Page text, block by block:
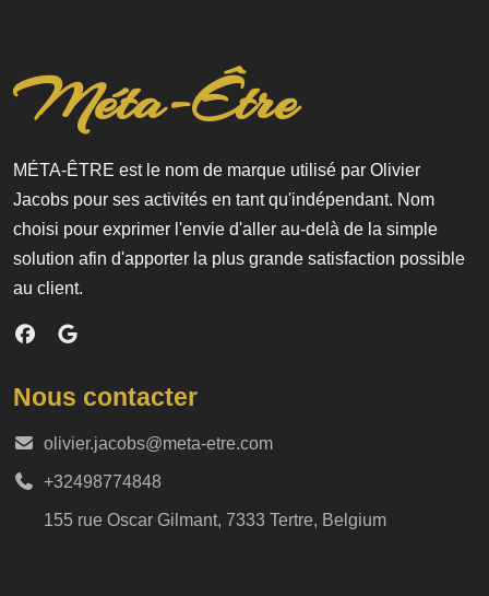
Méta-Être
MÉTA-ÊTRE est le nom de marque utilisé par Olivier
Jacobs pour ses activités en tant qu'indépendant. Nom
choisi pour exprimer l'envie d'aller au-delà de la simple
solution afin d'apporter la plus grande satisfaction possible
au client.
Nous contacter
olivier.jacobs@meta-etre.com
+32498774848
155 rue Oscar Gilmant, 7333 Tertre, Belgium